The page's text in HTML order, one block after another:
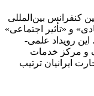
کنفرانس بین‌المللی
و «تأثیر اجتماعی»
این رویداد علمی-
و مرکز خدمات
ایرانیان ترتیب